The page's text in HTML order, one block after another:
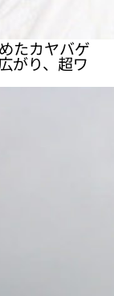
たカヤバゲ
がり、超ワ